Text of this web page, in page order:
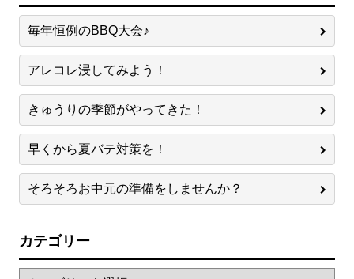
毎年恒例のBBQ大会♪
アレコレ浸してみよう！
きゅうりの季節がやってきた！
早くから夏バテ対策を！
そろそろお中元の準備をしませんか？
カテゴリー